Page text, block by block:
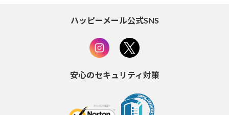
ハッピーメール公式SNS
安心のセキュリティ対策